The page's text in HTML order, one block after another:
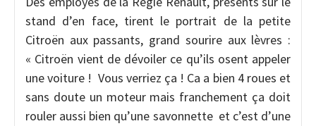
stand d’en face, tirent le portrait de la petite
Citroën aux passants, grand sourire aux lèvres :
« Citroën vient de dévoiler ce qu’ils osent appeler
une voiture ! Vous verriez ça ! Ca a bien 4 roues et
sans doute un moteur mais franchement ça doit
rouler aussi bien qu’une savonnette et c’est d’une